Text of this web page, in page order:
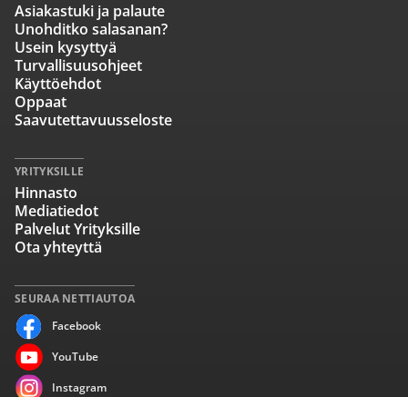
SEURAA NETTIAUTOA
Facebook
YouTube
Instagram
Asiakastuki ja palaute
Unohditko salasanan?
Usein kysyttyä
Turvallisuusohjeet
Käyttöehdot
Oppaat
Saavutettavuusseloste
YRITYKSILLE
Hinnasto
Mediatiedot
Palvelut Yrityksille
Ota yhteyttä